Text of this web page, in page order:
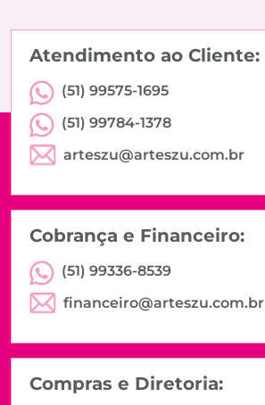
Atendimento ao Cliente:
(51) 99575-1695
(51) 99784-1378
arteszu@arteszu.com.br
Cobrança e Financeiro:
(51) 99336-8539
financeiro@arteszu.com.br
Compras e Diretoria: